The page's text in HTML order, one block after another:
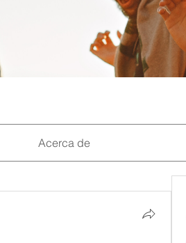
Acerca de